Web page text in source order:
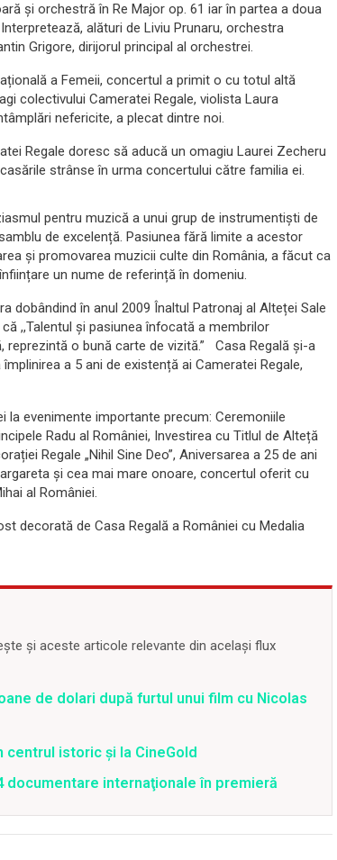
și orchestră în Re Major op. 61 iar în partea a doua
alături de Liviu Prunaru, orchestra
Grigore, dirijorul principal al orchestrei.
a Femeii, concertul a primit o cu totul altă
colectivului Cameratei Regale, violista Laura
nefericite, a plecat dintre noi.
Regale doresc să aducă un omagiu Laurei Zecheru
strânse în urma concertului către familia ei.
pentru muzică a unui grup de instrumentiști de
de excelență. Pasiunea fără limite a acestor
și promovarea muzicii culte din România, a făcut ca
un nume de referință în domeniu.
dobândind în anul 2009 Înaltul Patronaj al Alteței Sale
,,Talentul şi pasiunea înfocată a membrilor
reprezintă o bună carte de vizită.” Casa Regală și-a
a 5 ani de existență ai Cameratei Regale,
la evenimente importante precum: Ceremoniile
Radu al României, Investirea cu Titlul de Alteță
Regale „Nihil Sine Deo”, Aniversarea a 25 de ani
și cea mai mare onoare, concertul oferit cu
al României.
decorată de Casa Regală a României cu Medalia
și aceste articole relevante din același flux
de dolari după furtul unui film cu Nicolas
centrul istoric și la CineGold
documentare internaţionale în premieră